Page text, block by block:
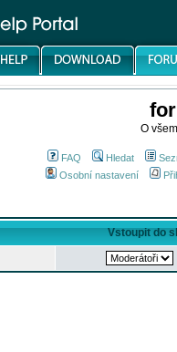
O
FAQ Hledat
Osobní nastavení
Vstoupit do